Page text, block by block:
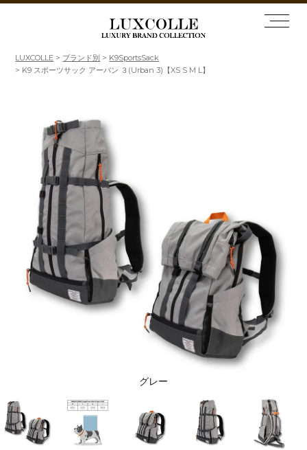
LUXCOLLE ブランド別
K9SportsSack
K9 スポーツサック アーバン ３(Urban 3)【XS S M L】
グレー